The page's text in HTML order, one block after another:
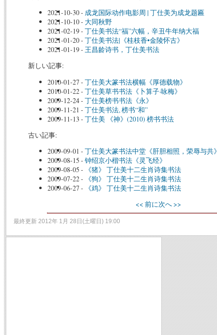
2021-10-30- 成龙国际动作电影周 | 丁仕美为成龙题匾
2021-10-10- 大同秋野
2021-02-19- 丁仕美书法“福”六幅，辛丑牛年纳大福
2021-01-20- 丁仕美书法|《桂枝香•金陵怀古》
2021-01-19- 王昌龄诗书，丁仕美书法
新しい記事:
2010-01-27 - 丁仕美大篆书法横幅《厚德载物》
2010-01-22- 丁仕美草书书法《卜算子·咏梅》
2009-12-24- 丁仕美榜书书法《永》
2009-11-21 - 丁仕美书法, 榜书“和”
2009-11-13 - 丁仕美 《神》(2010) 榜书书法
古い記事:
2009-09-01 - 丁仕美大篆书法中堂《肝胆相照，荣辱与共
2009-08-15 - 钟绍京小楷书法《灵飞经》
2009-08-05 -
《猪》 丁仕美十二生肖诗集书法
2009-07-22-
《狗》 丁仕美十二生肖诗集书法
2009-06-27 -
《鸡》 丁仕美十二生肖诗集书法
<< 前に次へ >>
最終更新 2012年 1月 28日(土曜日) 19:00